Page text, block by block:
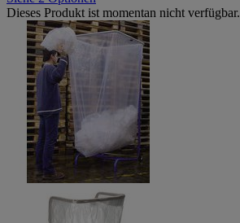
Dieses Produkt ist momentan nicht verfügbar.